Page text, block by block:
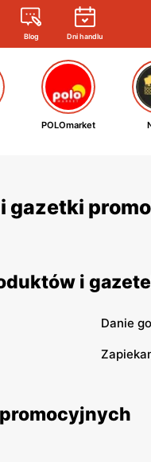
Blog Dni handlu
POLOmarket
gazetki
i
Danie